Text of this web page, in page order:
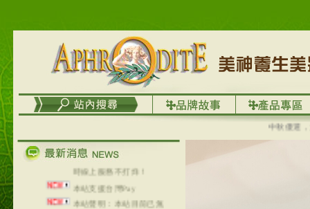
中秋優選，大
在外租屋者、居住處無管
理員、不方便在工作地點
取件者，歡迎多多使用
【郵局i郵箱】的服務喔～
【i郵箱】設立的地點，請
進入內頁連結～
Line@aphrodite2020 24小
時線上服務不打烊！
本站支援台灣Pay
本站聲明：本站目前已無
和葛堡國際有限公司任何